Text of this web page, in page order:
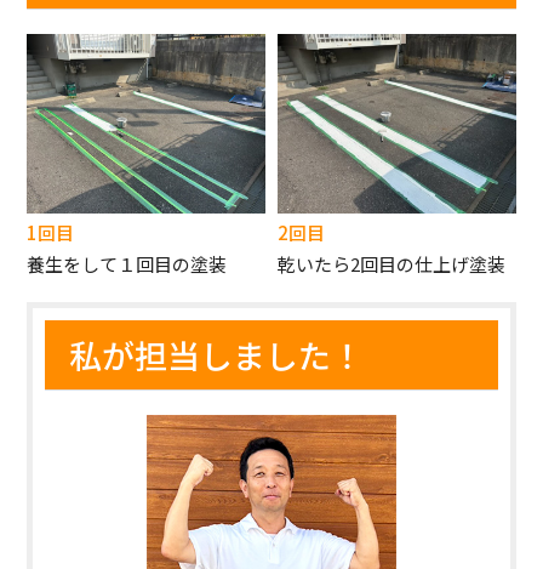
1回目
養生をして１回目の塗装
2回目
乾いたら2回目の仕上げ塗装
私が担当しました！